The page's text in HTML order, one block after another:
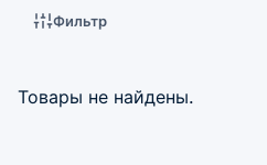
Фильтр
Товары не найдены.